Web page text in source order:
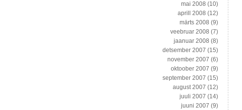
mai 2008 (10)
aprill 2008 (12)
märts 2008 (9)
veebruar 2008 (7)
jaanuar 2008 (8)
detsember 2007 (15)
november 2007 (6)
oktoober 2007 (9)
september 2007 (15)
august 2007 (12)
juuli 2007 (14)
juuni 2007 (9)